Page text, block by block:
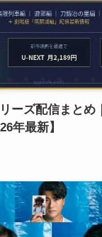
ーズ配信まと
年最新】